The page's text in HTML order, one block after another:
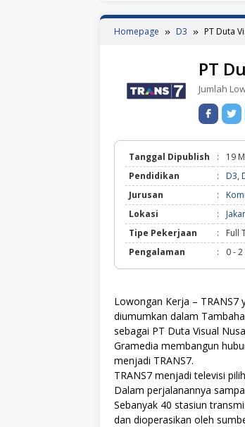
Homepage D3 PT Duta
PT
Jumlah
Tanggal Dipublish :
19
Pendidikan
: D3,
Jurusan
:
Lokasi
:
Tipe Pekerjaan
:
Full
Pengalaman
: 0 -
Lowongan Kerja – TRANS7
diumumkan dalam
sebagai PT Duta Visual
Gramedia membangun
menjadi TRANS7.
TRANS7 menjadi televisi
Dalam perjalanannya
Sebanyak 40 stasiun
dan dioperasikan oleh